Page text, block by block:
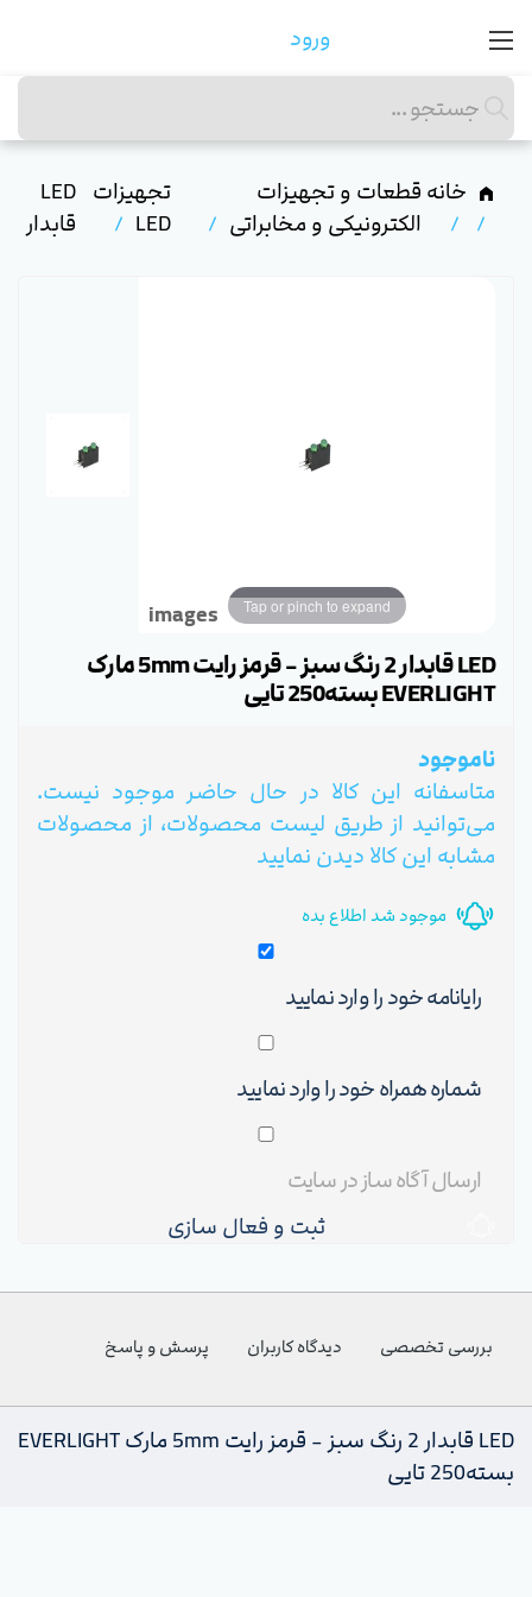
ورود
خانه قطعات و تجهیزات
الکترونیکی و مخابراتی
تجهیزات
LED
LED
قابدار
images Tap or pinch to expand
LED قابدار 2 رنگ سبز - قرمز رایت 5mm مارک
EVERLIGHT بسته250 تایی
ناموجود
متاسفانه این کالا در حال حاضر موجود نیست.
می‌توانید از طریق لیست محصولات، از محصولات
مشابه این کالا دیدن نمایید
موجود شد اطلاع بده
ثبت و فعال سازی
بررسی تخصصی دیدگاه کاربران پرسش و پاسخ
LED قابدار 2 رنگ سبز - قرمز رایت 5mm مارک EVERLIGHT
بسته250 تایی